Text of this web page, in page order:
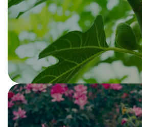
de fructe. O compoziție fructată, cu
piersici albe, prune și iasomie, cu o